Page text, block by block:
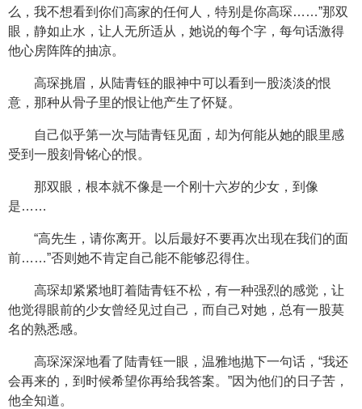
么，我不想看到你们高家的任何人，特别是你高琛……”那双
眼，静如止水，让人无所适从，她说的每个字，每句话激得
他心房阵阵的抽凉。
高琛挑眉，从陆青钰的眼神中可以看到一股淡淡的恨
意，那种从骨子里的恨让他产生了怀疑。
自己似乎第一次与陆青钰见面，却为何能从她的眼里感
受到一股刻骨铭心的恨。
那双眼，根本就不像是一个刚十六岁的少女，到像
是……
“高先生，请你离开。以后最好不要再次出现在我们的面
前……”否则她不肯定自己能不能够忍得住。
高琛却紧紧地盯着陆青钰不松，有一种强烈的感觉，让
他觉得眼前的少女曾经见过自己，而自己对她，总有一股莫
名的熟悉感。
高琛深深地看了陆青钰一眼，温雅地抛下一句话，“我还
会再来的，到时候希望你再给我答案。”因为他们的日子苦，
他全知道。